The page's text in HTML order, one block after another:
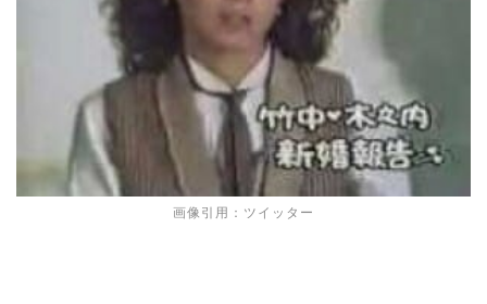
画像引用：ツイッター